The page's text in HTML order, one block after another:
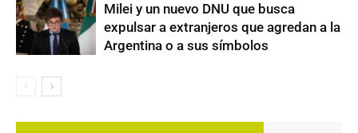
Milei y un nuevo DNU que busca
expulsar a extranjeros que agredan a la
Argentina o a sus símbolos